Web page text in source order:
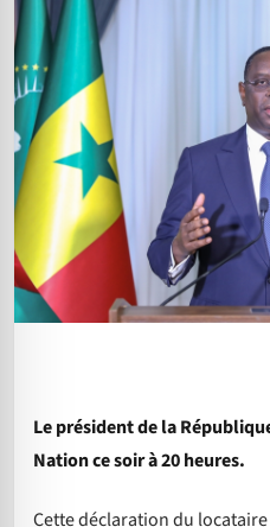
Le président de la
Nation ce soir à 20 heures.
Cette déclaration du